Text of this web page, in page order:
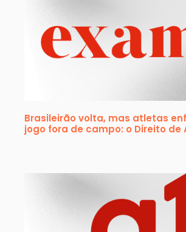
Brasileirão volta, mas atletas
jogo fora de campo: o Direito de